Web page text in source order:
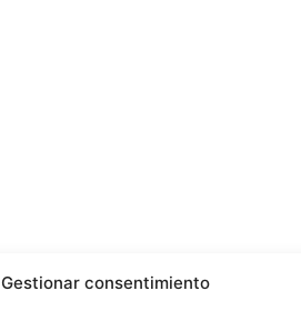
Gestionar consentimiento